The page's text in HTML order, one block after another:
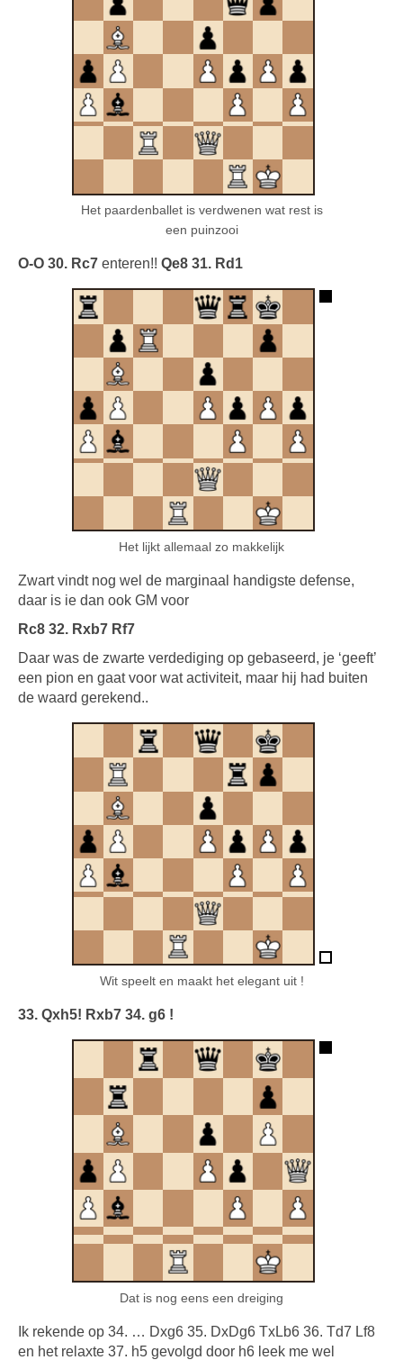
Het paardenballet is verdwenen wat rest is
een puinzooi
O-O 30. Rc7 enteren!! Qe8 31. Rd1
Het lijkt allemaal zo makkelijk
Zwart vindt nog wel de marginaal handigste defense,
daar is ie dan ook GM voor
Rc8 32. Rxb7 Rf7
Daar was de zwarte verdediging op gebaseerd, je ‘geeft’
een pion en gaat voor wat activiteit, maar hij had buiten
de waard gerekend..
Wit speelt en maakt het elegant uit !
33. Qxh5! Rxb7 34. g6 !
Dat is nog eens een dreiging
Ik rekende op 34. … Dxg6 35. DxDg6 TxLb6 36. Td7 Lf8
en het relaxte 37. h5 gevolgd door h6 leek me wel